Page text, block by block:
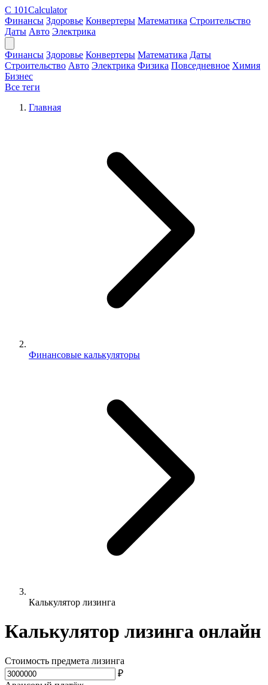
C 101Calculator
Финансы Здоровье Конвертеры Математика Строительство
Даты Авто Электрика
Финансы Здоровье Конвертеры Математика Даты
Строительство Авто Электрика Физика Повседневное Химия
Бизнес
Все теги
Главная
Финансовые калькуляторы
Калькулятор лизинга
Калькулятор лизинга онлайн
Стоимость предмета лизинга
₽